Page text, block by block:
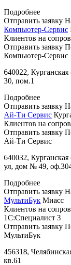
Подробнее
Отправить заявку
Компьютер-Сервис
Клиентов на
Отправить заявку
Компьютер-Сервис
640022,
30, пом.1
Подробнее
Отправить заявку
Ай-Ти Сервис
Клиентов на
Отправить заявку
Ай-Ти Сервис
640032,
ул, дом № 49,
Подробнее
Отправить заявку
МультиБук Миасс
Клиентов на
1С:Специалист 3
Отправить заявку
МультиБук
456318,
кв.61